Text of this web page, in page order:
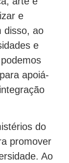
e
disso, ao
e
apoiá-
do
promover
Ao